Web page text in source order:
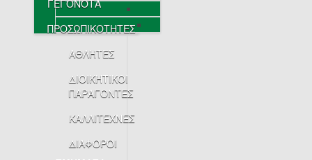
ΓΕΓΟΝΟΤΑ
ΠΡΟΣΩΠΙΚΟΤΗΤΕΣ
ΑΘΛΗΤΕΣ
ΔΙΟΙΚΗΤΙΚΟΙ
ΠΑΡΑΓΟΝΤΕΣ
ΚΑΛΛΙΤΕΧΝΕΣ
ΔΙΑΦΟΡΟΙ